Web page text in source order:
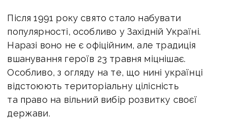
Після 1991 року свято стало набувати
популярності, особливо у Західній Україні.
Наразі воно не є офіційним, але традиція
вшанування героїв 23 травня міцнішає.
Особливо, з огляду на те, що нині українці
відстоюють територіальну цілісність
та право на вільний вибір розвитку своєї
держави.